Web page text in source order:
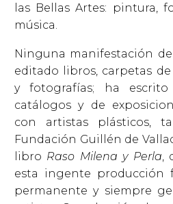
las Bellas Artes: pintura,
música.
Ninguna manifestación
editado libros, carpetas
y fotografías; ha escrito
catálogos y de
con artistas plásticos,
Fundación Guillén de
libro Raso Milena y Perla,
esta ingente producción
permanente y siempre